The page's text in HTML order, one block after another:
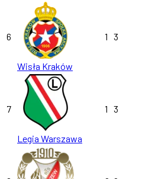
6
Wisła Kraków
1 3
7
Legia Warszawa
1 3